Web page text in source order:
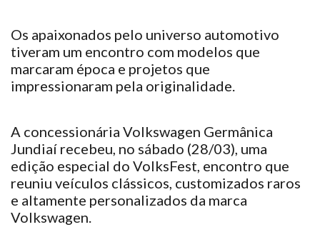
Os apaixonados pelo universo automotivo
tiveram um encontro com modelos que
marcaram época e projetos que
impressionaram pela originalidade.
A concessionária Volkswagen Germânica
Jundiaí recebeu , no sábado (28/03), uma
edição especial do VolksFest, encontro que
reuniu veículos clássicos, customizados raros
e altamente personalizados da marca
Volkswagen.